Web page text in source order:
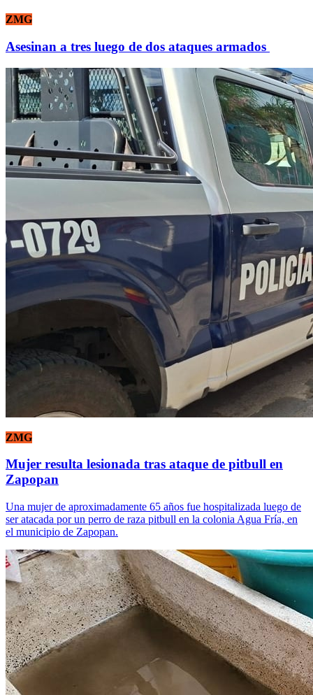
ZMG
Asesinan a tres luego de dos ataques armados
ZMG
Mujer resulta lesionada tras ataque de pitbull en
Zapopan
Una mujer de aproximadamente 65 años fue hospitalizada luego de
ser atacada por un perro de raza pitbull en la colonia Agua Fría, en
el municipio de Zapopan.